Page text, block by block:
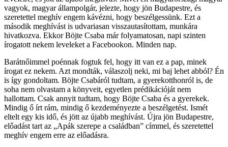
vagyok, magyar állampolgár, jelezte, hogy jön Budapestre, és
szeretettel meghív engem kávézni, hogy beszélgessünk. Ezt a
második meghívást is udvariasan visszautasítottam, munkára
hivatkozva. Ekkor Böjte Csaba már folyamatosan, napi szinten
írogatott nekem leveleket a Facebookon. Minden nap.
Barátnőimmel poénnak fogtuk fel, hogy itt van ez a pap, minek
írogat ez nekem. Azt mondták, válaszolj neki, mi baj lehet abból? Én
is így gondoltam. Böjte Csabáról tudtam, a gyerekotthonról is, de
soha nem olvastam a könyveit, egyetlen prédikációját nem
hallottam. Csak annyit tudtam, hogy Böjte Csaba és a gyerekek.
Mindig ő írt rám, mindig ő kezdeményezte a beszélgetést. Ismét
eltelt egy kis idő, és jött az újabb meghívást. Újra jön Budapestre,
előadást tart az „Apák szerepe a családban” címmel, és szeretettel
meghív engem erre az előadásra.